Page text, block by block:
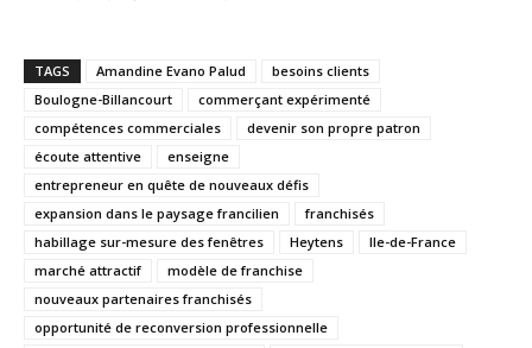
TAGS Amandine Evano Palud
besoins clients
Boulogne-Billancourt
commerçant expérimenté
compétences commerciales
devenir son propre patron
écoute attentive
enseigne
entrepreneur en quête de nouveaux défis
expansion dans le paysage francilien
franchisés
habillage sur-mesure des fenêtres
Heytens
Ile-de-France
marché attractif
modèle de franchise
nouveaux partenaires franchisés
opportunité de reconversion professionnelle